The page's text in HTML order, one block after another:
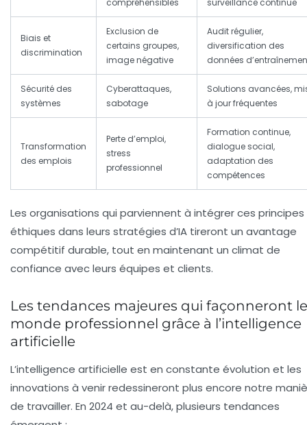
Biais et
discrimination
Exclusion de
certains groupes,
image négative
Audit régulier,
diversification des
données
Sécurité des
systèmes
Cyberattaques,
sabotage
Solutions avancées,
à jour fréquentes
Transformation
des emplois
Perte d’emploi,
stress
professionnel
Formation continue,
dialogue social,
adaptation des
compétences
Les organisations qui parviennent à intégrer ces principes
éthiques dans leurs stratégies d’IA tireront un avantage
compétitif durable, tout en maintenant un climat de
confiance avec leurs équipes et clients.
Les tendances majeures qui façonneront le
monde professionnel grâce à l’intelligence
artificielle
L’intelligence artificielle est en constante évolution et les
innovations à venir redessineront plus encore notre
de travailler. En 2024 et au-delà, plusieurs tendances